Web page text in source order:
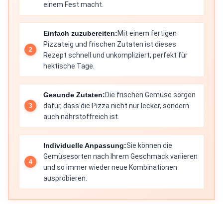
einem Fest macht.
Einfach zuzubereiten:Mit einem fertigen
Pizzateig und frischen Zutaten ist dieses
Rezept schnell und unkompliziert, perfekt für
hektische Tage.
Gesunde Zutaten:Die frischen Gemüse sorgen
dafür, dass die Pizza nicht nur lecker, sondern
auch nährstoffreich ist.
Individuelle Anpassung:Sie können die
Gemüsesorten nach Ihrem Geschmack variieren
und so immer wieder neue Kombinationen
ausprobieren.